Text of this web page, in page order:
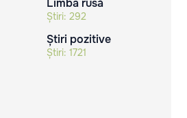
Limba rusă
Știri: 292
Știri pozitive
Știri: 1721